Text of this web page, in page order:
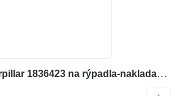
Hlava valcov Caterpillar 1836423 na rýpadla-nakladača Caterpillar 416C, 416D, 420D, 424D